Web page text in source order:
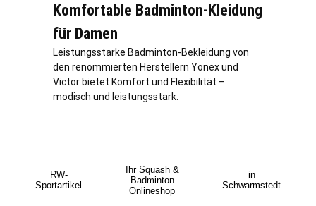
Komfortable Badminton-Kleidung
für Damen
Leistungsstarke Badminton-Bekleidung von
den renommierten Herstellern Yonex und
Victor bietet Komfort und Flexibilität –
modisch und leistungsstark.
RW-
Sportartikel
Ihr Squash &
Badminton
Onlineshop
in
Schwarmstedt